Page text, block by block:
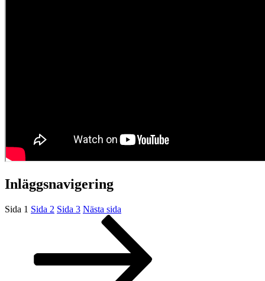
Inläggsnavigering
Sida 1 Sida 2 Sida 3 Nästa sida